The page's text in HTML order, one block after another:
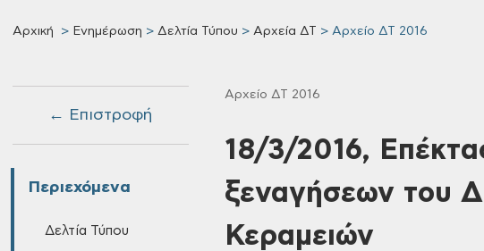
Αρχική Ενημέρωση Δελτία Τύπου Αρχεία ΔΤ Αρχείο ΔΤ 2016
← Επιστροφή
Περιεχόμενα
Δελτία Τύπου
Αρχείο ΔΤ 2016
18/3/2016,
ξεναγήσεων του
Κεραμειών